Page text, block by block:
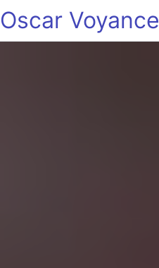
Oscar Voyance